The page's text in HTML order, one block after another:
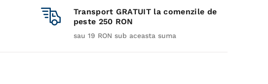
Transport GRATUIT la comenzile de
peste 250 RON
sau 19 RON sub aceasta suma